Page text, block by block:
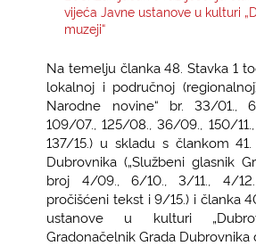
vijeća Javne ustanove u kulturi
muzeji“
Na temelju članka 48. Stavka 1
lokalnoj i područnoj
Narodne novine“ br. 33/01.,
109/07., 125/08., 36/09., 150/11.,
137/15.) u skladu s člankom
Dubrovnika („Službeni glasnik
broj 4/09., 6/10., 3/11., 4/
pročišćeni tekst i 9/15.) i članka
ustanove u kulturi
Gradonačelnik Grada Dubrovnika